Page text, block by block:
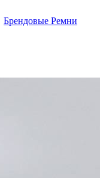
Брендовые Ремни